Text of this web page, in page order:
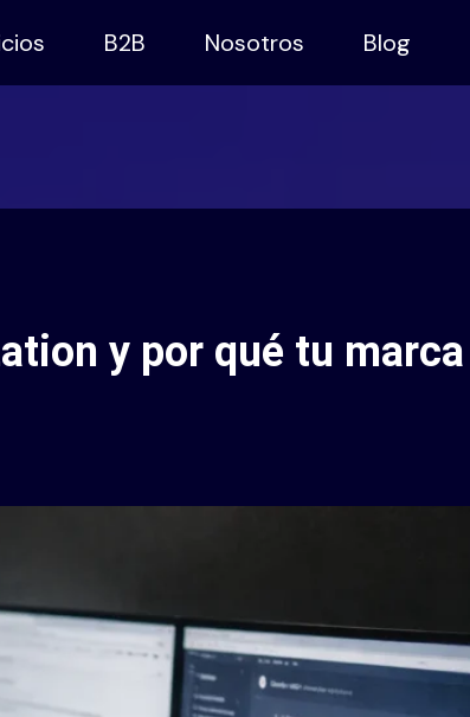
B2B Nosotros Blog
y por qué tu marca